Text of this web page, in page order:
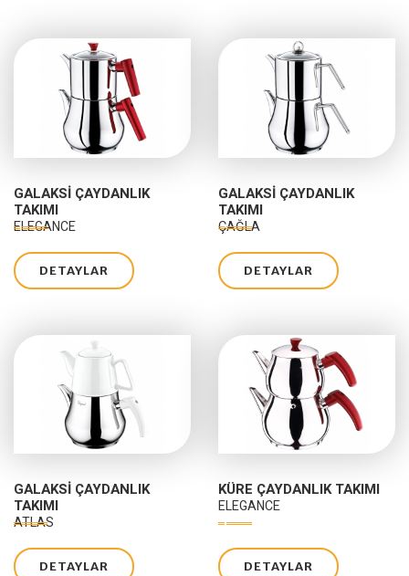
GALAKSI ÇAYDANLIK
TAKIMI
ELEGANCE
DETAYLAR
GALAKSI ÇAYDANLIK
TAKIMI
ÇAĞLA
DETAYLAR
GALAKSI ÇAYDANLIK
TAKIMI
ATLAS
DETAYLAR
KÜRE ÇAYDANLIK TAKIMI
ELEGANCE
DETAYLAR